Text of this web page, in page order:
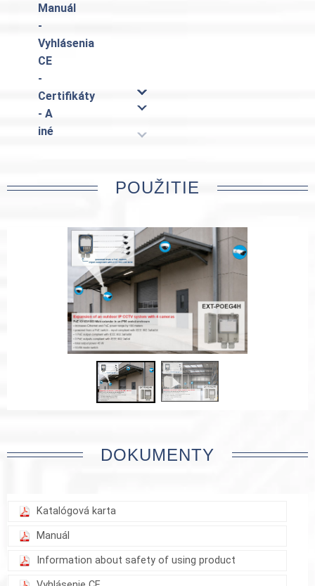
Manuál
-
Vyhlásenia
CE
-
Certifikáty
- A
iné
POUŽITIE
DOKUMENTY
Katalógová karta
Manuál
Information about safety of using product